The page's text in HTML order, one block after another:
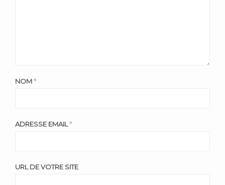
NOM*
ADRESSE EMAIL*
URL DE VOTRE SITE